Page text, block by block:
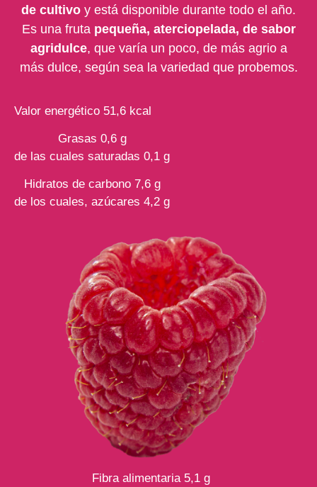
de cultivo y está disponible durante todo el año.
Es una fruta pequeña, aterciopelada, de sabor
agridulce, que varía un poco, de más agrio a
más dulce, según sea la variedad que probemos.
Valor energético 51,6 kcal
Grasas 0,6 g
de las cuales saturadas 0,1 g
Hidratos de carbono 7,6 g
de los cuales, azúcares 4,2 g
Fibra alimentaria 5,1 g